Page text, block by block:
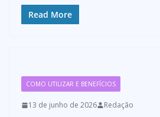
Read More
COMO UTILIZAR E BENEFÍCIOS
13 de junho de 2026 Redação